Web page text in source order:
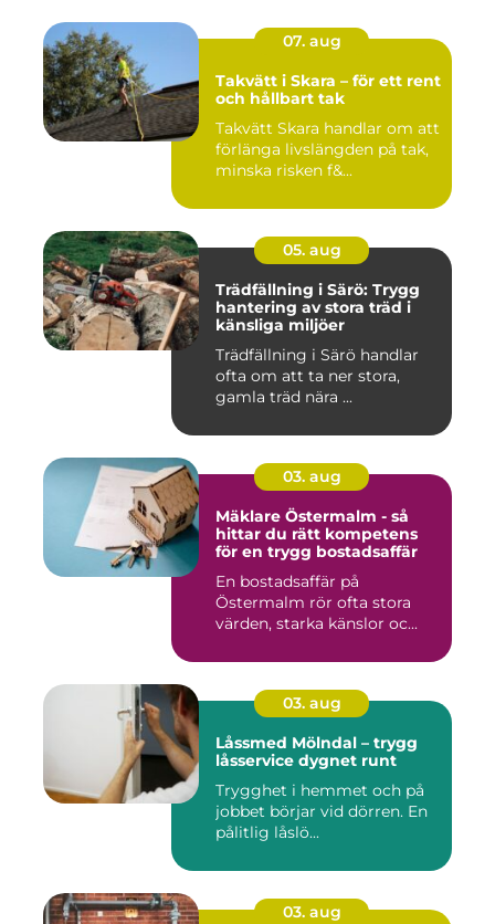
07. aug
Takvätt i Skara – för ett rent
och hållbart tak
Takvätt Skara handlar om att
förlänga livslängden på tak,
minska risken f&...
05. aug
Trädfällning i Särö: Trygg
hantering av stora träd i
känsliga miljöer
Trädfällning i Särö handlar
ofta om att ta ner stora,
gamla träd nära ...
03. aug
Mäklare Östermalm - så
hittar du rätt kompetens
för en trygg bostadsaffär
En bostadsaffär på
Östermalm rör ofta stora
värden, starka känslor oc...
03. aug
Låssmed Mölndal – trygg
låsservice dygnet runt
Trygghet i hemmet och på
jobbet börjar vid dörren. En
pålitlig låslö...
03. aug